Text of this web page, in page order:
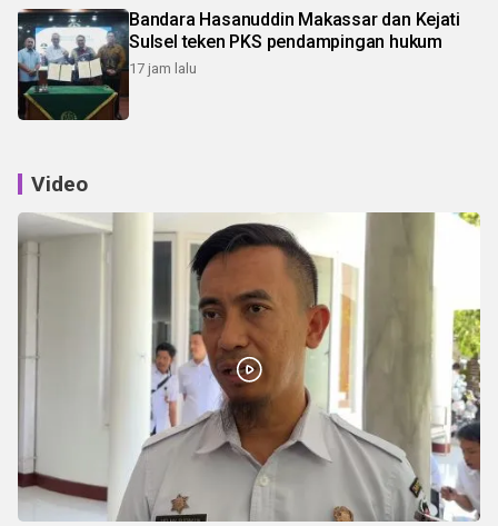
Bandara Hasanuddin Makassar dan Kejati
Sulsel teken PKS pendampingan hukum
17 jam lalu
Video